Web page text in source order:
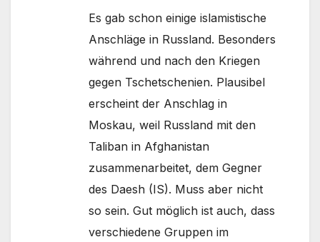
Es gab schon einige islamistische
Anschläge in Russland. Besonders
während und nach den Kriegen
gegen Tschetschenien. Plausibel
erscheint der Anschlag in
Moskau, weil Russland mit den
Taliban in Afghanistan
zusammenarbeitet, dem Gegner
des Daesh (IS). Muss aber nicht
so sein. Gut möglich ist auch, dass
verschiedene Gruppen im